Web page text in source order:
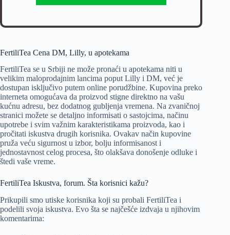
FertiliTea Cena DM, Lilly, u apotekama
FertiliTea se u Srbiji ne može pronaći u apotekama niti u
velikim maloprodajnim lancima poput Lilly i DM, već je
dostupan isključivo putem online porudžbine. Kupovina preko
interneta omogućava da proizvod stigne direktno na vašu
kućnu adresu, bez dodatnog gubljenja vremena. Na zvaničnoj
stranici možete se detaljno informisati o sastojcima, načinu
upotrebe i svim važnim karakteristikama proizvoda, kao i
pročitati iskustva drugih korisnika. Ovakav način kupovine
pruža veću sigurnost u izbor, bolju informisanost i
jednostavnost celog procesa, što olakšava donošenje odluke i
štedi vaše vreme.
FertiliTea Iskustva, forum. Šta korisnici kažu?
Prikupili smo utiske korisnika koji su probali FertiliTea i
podelili svoja iskustva. Evo šta se najčešće izdvaja u njihovim
komentarima: